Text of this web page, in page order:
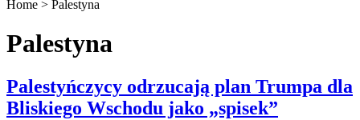
Home > Palestyna
Palestyna
Palestyńczycy odrzucają plan Trumpa dla
Bliskiego Wschodu jako „spisek”